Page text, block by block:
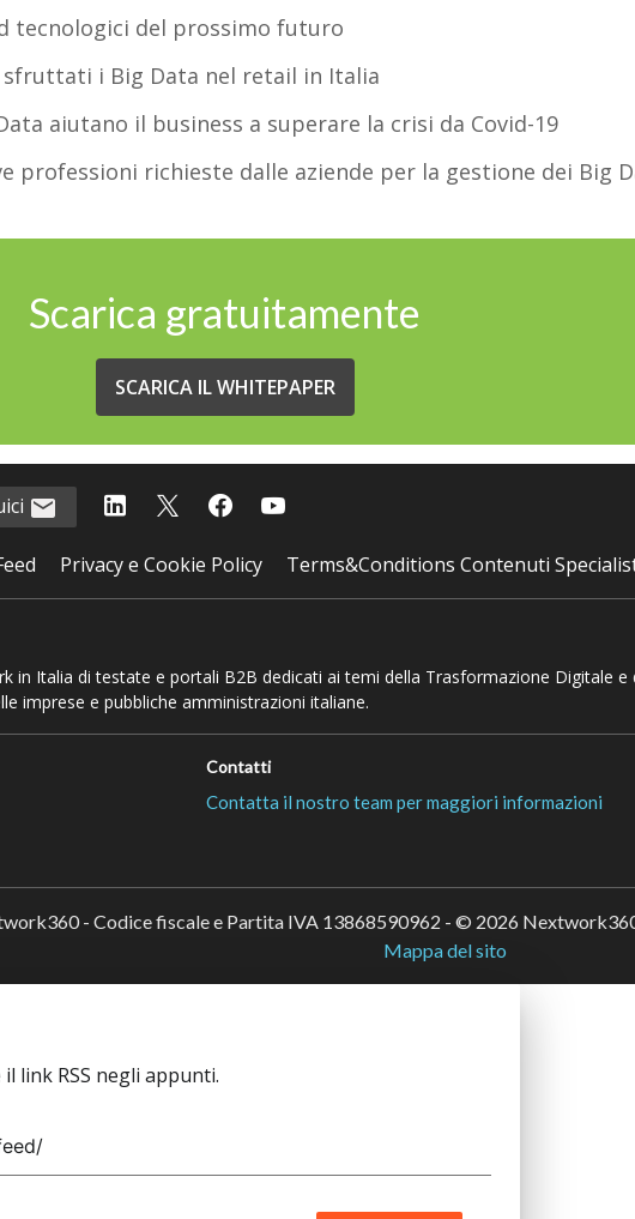
tecnologici del prossimo futuro
sfruttati i Big Data nel retail in Italia
aiutano il business a superare la crisi da Covid-19
professioni richieste dalle aziende per la gestione dei Big
Scarica gratuitamente
SCARICA IL WHITEPAPER
Privacy e Cookie Policy Terms&Conditions Contenuti
in Italia di testate e portali B2B dedicati ai temi della Trasformazione Digitale e
imprese e pubbliche amministrazioni italiane.
Contatti
Contatta il nostro team per maggiori informazioni
- Codice fiscale e Partita IVA 13868590962 - © 2026 Nextwork360.
Mappa del sito
link RSS negli appunti.